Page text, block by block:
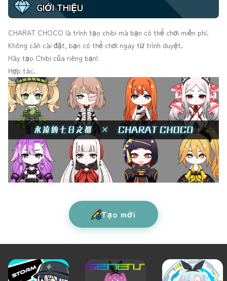
GIỚI THIỆU
CHARAT CHOCO là trình tạo chibi mà bạn có thể chơi miễn phí.
Không cần cài đặt, bạn có thể chơi ngay từ trình duyệt.
Hãy tạo Chibi của riêng bạn!
Hợp tác.
Tạo mới